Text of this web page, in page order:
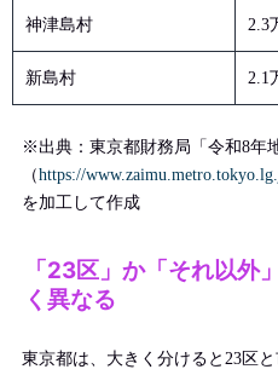
神津島村 2.3
新島村 2.1
※出典：東京都財務局「令和8年
（https://
を加工して作成
「23区」か「それ以外
く異なる
東京都は、大きく分けると23区